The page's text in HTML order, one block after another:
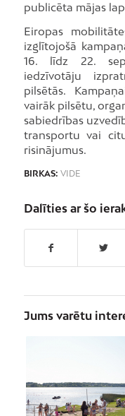
publicēta mājas
Eiropas
izglītojošā
16. līdz 22.
iedzīvotāju
pilsētās.
vairāk pilsētu,
sabiedrības
transportu vai
risinājumus.
BIRKAS: VIDE
Dalīties ar šo
Jums varētu